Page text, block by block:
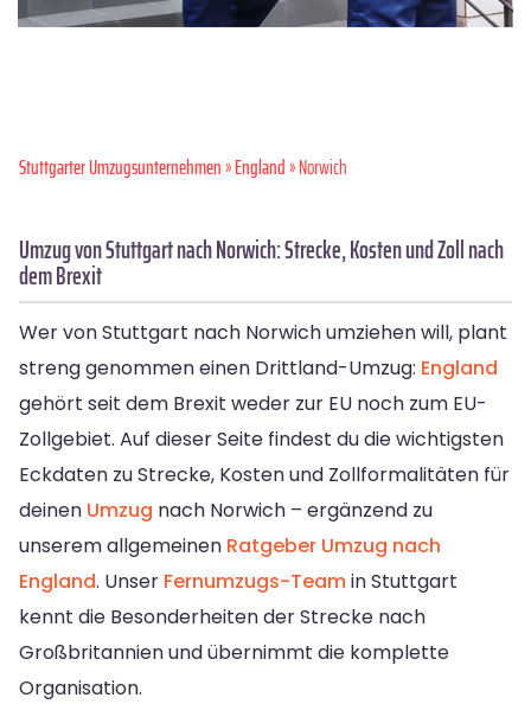
Stuttgarter Umzugsunternehmen»England» Norwich
Umzug von Stuttgart nach Norwich: Strecke, Kosten und Zoll nach
dem Brexit
Wer von Stuttgart nach Norwich umziehen will, plant
streng genommen einen Drittland-Umzug: England
gehört seit dem Brexit weder zur EU noch zum EU-
Zollgebiet. Auf dieser Seite findest du die wichtigsten
Eckdaten zu Strecke, Kosten und Zollformalitäten für
deinen Umzug nach Norwich – ergänzend zu
unserem allgemeinen Ratgeber Umzug nach
England. Unser Fernumzugs-Teamin Stuttgart
kennt die Besonderheiten der Strecke nach
Großbritannien und übernimmt die komplette
Organisation.